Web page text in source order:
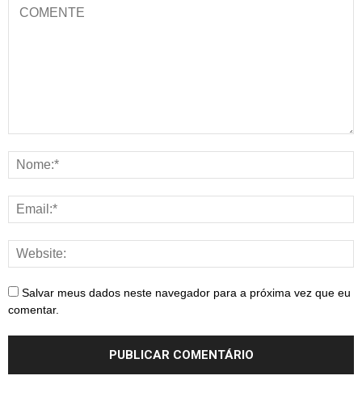
Salvar meus dados neste navegador para a próxima vez que eu
comentar.